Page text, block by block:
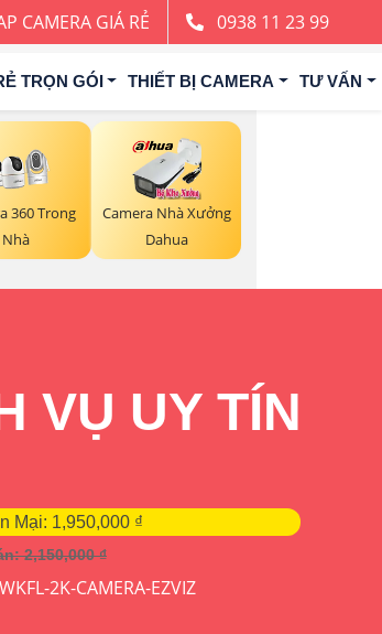
CAMERA GIÁ RẺ 0938 11 23 99
TRỌN GÓI THIẾT BỊ CAMERA TƯ VẤN
360 Trong
Nhà
Camera Nhà Xưởng
Dahua
VỤ UY TÍN
Mại: 1,950,000 ₫
2,150,000 ₫
2K-CAMERA-EZVIZ